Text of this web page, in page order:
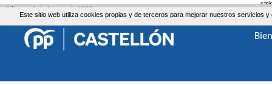
Este sitio web utiliza cookies propias y de terceros para mejorar nuestros servicios
Sábado, 8 de Agosto de 2026